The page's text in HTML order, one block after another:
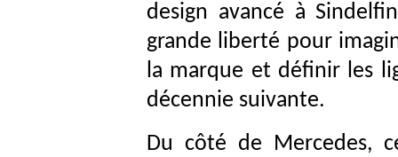
design avancé à
grande liberté pour
la marque et définir les
décennie suivante.
Du côté de Mercedes,